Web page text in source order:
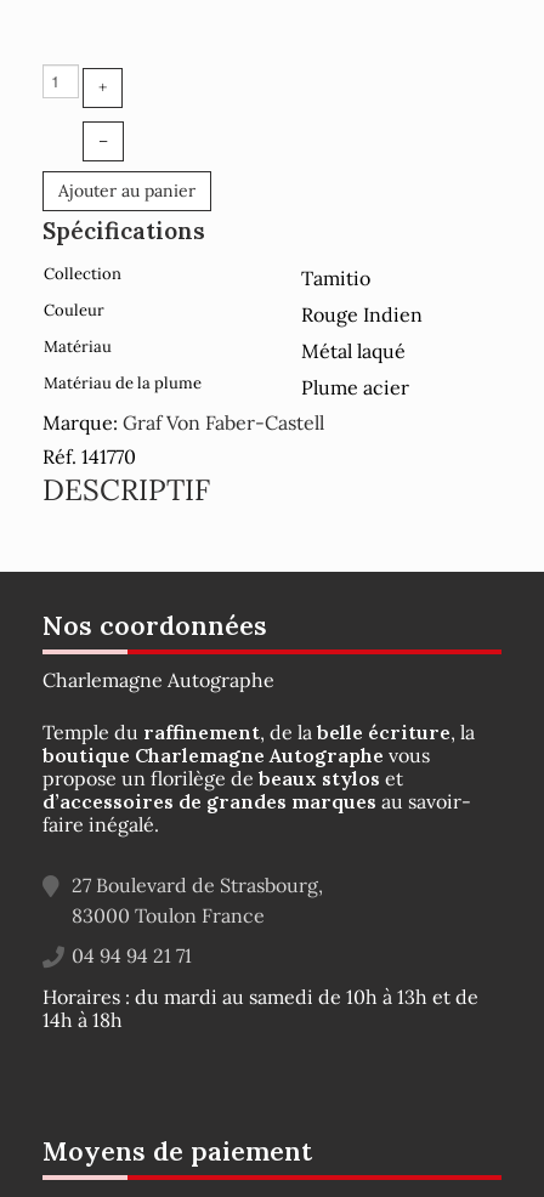
+
–
Ajouter au panier
Spécifications
Collection Tamitio
Couleur Rouge Indien
Matériau Métal laqué
Matériau de la plume
Plume acier
Marque: Graf Von Faber-Castell
Réf. 141770
DESCRIPTIF
Nos coordonnées
Charlemagne Autographe
Temple du raffinement, de la belle écriture, la
boutique Charlemagne Autographe vous
propose un florilège de beaux stylos et
d’accessoires de grandes marques au savoir-
faire inégalé.
27 Boulevard de Strasbourg,
83000 Toulon France
04 94 94 21 71
Horaires : du mardi au samedi de 10h à 13h et de
14h à 18h
Moyens de paiement